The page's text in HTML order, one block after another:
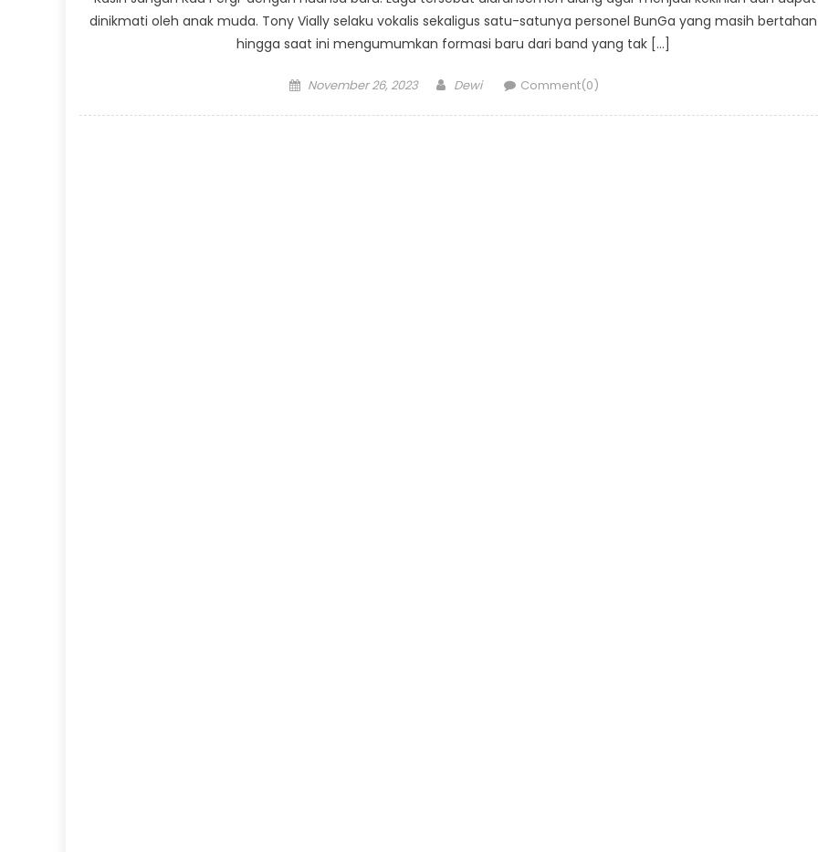
dinikmati oleh anak muda. Tony Vially selaku vokalis sekaligus satu-satunya personel BunGa yang masih bertahan
hingga saat ini mengumumkan formasi baru dari band yang tak […]
Posted
November 26, 2023 Author
Dewi Comment(0)